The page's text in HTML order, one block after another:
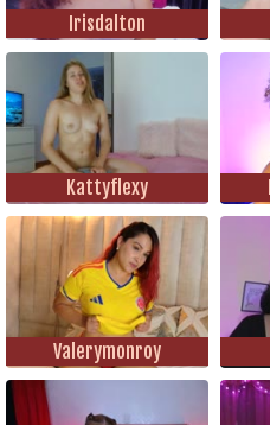
Irisdalton
Kattyflexy
Valerymonroy